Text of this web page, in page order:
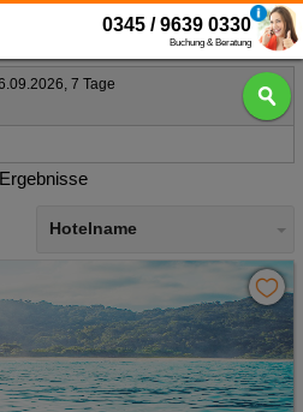
0345 / 9639 0330
Buchung & Beratung
7 Tage
Hotelname